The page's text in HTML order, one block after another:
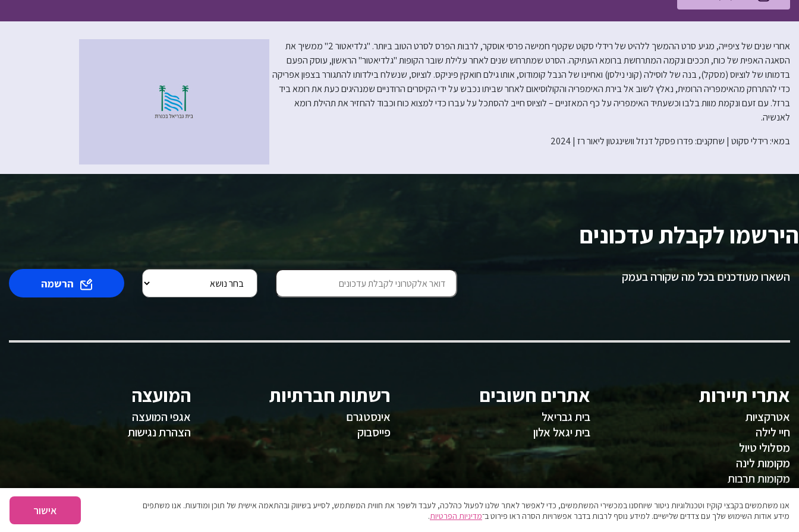
אחרי שנים של ציפייה, מגיע סרט ההמשך ללהיט של רידלי סקוט שקטף חמישה פרסי אוסקר, לרבות הפרס לסרט הטוב ביותר. "גלדיאטור 2" ממשיך את
הסאגה האפית של כוח, תככים ונקמה המתרחשת ברומא העתיקה. הסרט שמתרחש שנים לאחר עלילת שובר הקופות "גלדיאטור" הראשון, עוסק הפעם
בדמותו של לוציוס (מסקל), בנה של לוסילה (קוני נילסן) ואחיינו של הנבל קומודוס, אותו גילם חואקין פיניקס. לוציוס, שנשלח בילדותו להתגורר בצפון אפריקה
כדי להתרחק מהאימפריה הרומית, נאלץ לשוב אל בירת האימפריה והקולוסיאום לאחר שביתו נכבש על ידי הקיסרים הרודניים שמנהיגים כעת את רומא ביד
ברזל. עם זעם ונקמת מוות בלבו וכשעתיד האימפריה על כף המאזניים – לוציוס חייב להסתכל על עברו כדי למצוא כוח וכבוד להחזיר את תהילת רומא
לאנשיה.
במאי: רידלי סקוט | שחקנים: פדרו פסקל דנזל וושינגטון ליאור רז | 2024
הירשמו לקבלת עדכונים
השארו מעודכנים בכל מה שקורה בעמק הרשמה
אתרי תיירות
אטרקציות
חיי לילה
מסלולי טיול
מקומות לינה
מקומות תרבות
אתרים חשובים
בית גבריאל
בית יגאל אלון
רשתות חברתיות
אינסטגרם
פייסבוק
המועצה
אגפי המועצה
הצהרת נגישות
אנו משתמשים בקבצי קוקיז וטכנולוגיות ניטור שיוחסנו במכשירי המשתמשים, כדי לאפשר לאתר שלנו לפעול כהלכה, לעבד ולשפר את חווית המשתמש, לסייע בשיווק ובהתאמה אישית של תוכן ומודעות. אנו משתפים
מידע אודות השימוש שלך עם צדדים שלישיים. למידע נוסף לרבות בדבר אפשרויות הסרה ראו פירוט ב־מדיניות הפרטיות. אישור